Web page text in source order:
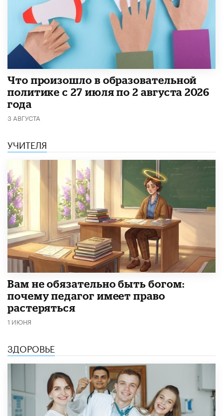
​Что произошло в образовательной
политике с 27 июля по 2 августа 2026
года
3 АВГУСТА
УЧИТЕЛЯ
​Вам не обязательно быть богом:
почему педагог имеет право
растеряться
1 ИЮНЯ
ЗДОРОВЬЕ